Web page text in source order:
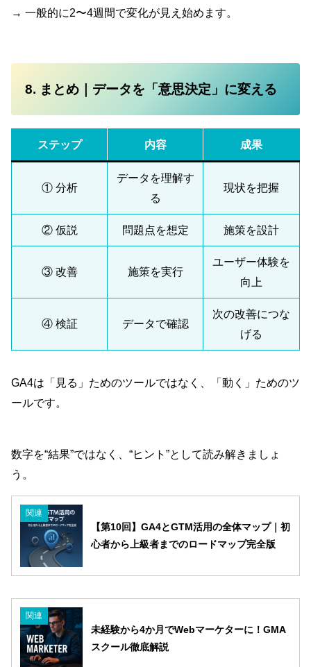
→ 一般的に2〜4週間で変化が見え始めます。
8. まとめ｜データを「意思決定」に変える
ステップ 内容 成果
① 分析
データを理解す
る
現状を把握
② 仮説 問題点を想定 施策を設計
③ 改善 施策を実行
ユーザー体験を
向上
④ 検証 データで確認
次の改善につな
げる
GA4は「見る」ためのツールではなく、「動く」ためのツ
ールです。
数字を“結果”ではなく、“ヒント”として読み解きましょ
う。
関連
【第10回】GA4とGTM活用の全体マップ｜初
心者から上級者までのロードマップ完全版
関連
未経験から4か月でWebマーケターに！GMA
スクール徹底解説